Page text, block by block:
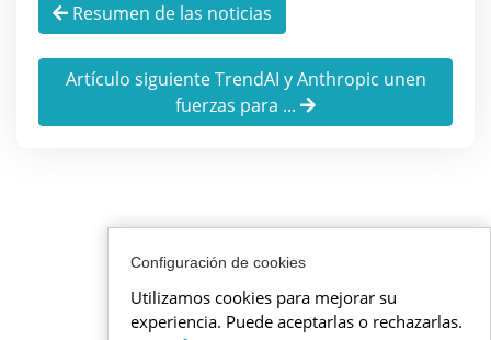
Resumen de las noticias
Artículo siguiente TrendAI y Anthropic unen
fuerzas para ...
Configuración de cookies
Utilizamos cookies para mejorar su
experiencia. Puede aceptarlas o rechazarlas.